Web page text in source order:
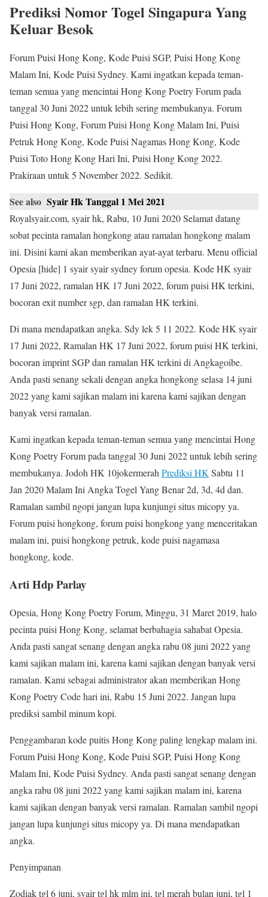
Prediksi Nomor Togel Singapura Yang
Keluar Besok
Forum Puisi Hong Kong, Kode Puisi SGP, Puisi Hong Kong
Malam Ini, Kode Puisi Sydney. Kami ingatkan kepada teman-
teman semua yang mencintai Hong Kong Poetry Forum pada
tanggal 30 Juni 2022 untuk lebih sering membukanya. Forum
Puisi Hong Kong, Forum Puisi Hong Kong Malam Ini, Puisi
Petruk Hong Kong, Kode Puisi Nagamas Hong Kong, Kode
Puisi Toto Hong Kong Hari Ini, Puisi Hong Kong 2022.
Prakiraan untuk 5 November 2022. Sedikit.
See also Syair Hk Tanggal 1 Mei 2021
Royalsyair.com, syair hk, Rabu, 10 Juni 2020 Selamat datang
sobat pecinta ramalan hongkong atau ramalan hongkong malam
ini. Disini kami akan memberikan ayat-ayat terbaru. Menu official
Opesia [hide] 1 syair syair sydney forum opesia. Kode HK syair
17 Juni 2022, ramalan HK 17 Juni 2022, forum puisi HK terkini,
bocoran exit number sgp, dan ramalan HK terkini.
Di mana mendapatkan angka. Sdy lek 5 11 2022. Kode HK syair
17 Juni 2022, Ramalan HK 17 Juni 2022, forum puisi HK terkini,
bocoran imprint SGP dan ramalan HK terkini di Angkagoibe.
Anda pasti senang sekali dengan angka hongkong selasa 14 juni
2022 yang kami sajikan malam ini karena kami sajikan dengan
banyak versi ramalan.
Kami ingatkan kepada teman-teman semua yang mencintai Hong
Kong Poetry Forum pada tanggal 30 Juni 2022 untuk lebih sering
membukanya. Jodoh HK 10jokermerah Prediksi HK Sabtu 11
Jan 2020 Malam Ini Angka Togel Yang Benar 2d, 3d, 4d dan.
Ramalan sambil ngopi jangan lupa kunjungi situs micopy ya.
Forum puisi hongkong, forum puisi hongkong yang menceritakan
malam ini, puisi hongkong petruk, kode puisi nagamasa
hongkong, kode.
Arti Hdp Parlay
Opesia, Hong Kong Poetry Forum, Minggu, 31 Maret 2019, halo
pecinta puisi Hong Kong, selamat berbahagia sahabat Opesia.
Anda pasti sangat senang dengan angka rabu 08 juni 2022 yang
kami sajikan malam ini, karena kami sajikan dengan banyak versi
ramalan. Kami sebagai administrator akan memberikan Hong
Kong Poetry Code hari ini, Rabu 15 Juni 2022. Jangan lupa
prediksi sambil minum kopi.
Penggambaran kode puitis Hong Kong paling lengkap malam ini.
Forum Puisi Hong Kong, Kode Puisi SGP, Puisi Hong Kong
Malam Ini, Kode Puisi Sydney. Anda pasti sangat senang dengan
angka rabu 08 juni 2022 yang kami sajikan malam ini, karena
kami sajikan dengan banyak versi ramalan. Ramalan sambil ngopi
jangan lupa kunjungi situs micopy ya. Di mana mendapatkan
angka.
Penyimpanan
Zodiak tgl 6 juni, syair tgl hk mlm ini, tgl merah bulan juni, tgl 1